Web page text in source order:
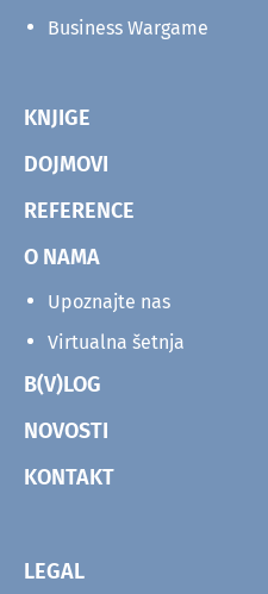
Business Wargame
KNJIGE
DOJMOVI
REFERENCE
O NAMA
Upoznajte nas
Virtualna šetnja
B(V)LOG
NOVOSTI
KONTAKT
LEGAL